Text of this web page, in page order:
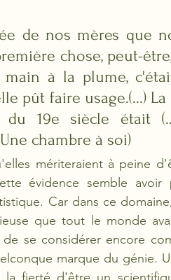
de nos mères que
chose, peut-
à la plume,
pût faire usage.(...)
du 19e siècle était
chambre à soi)
mériteraient à peine
évidence semble avoir
Car dans ce
que tout le monde
se considérer encore
marque du génie.